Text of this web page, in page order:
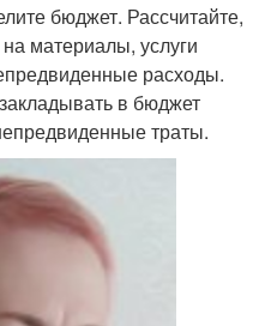
бюджет. Рассчитайте,
материалы, услуги
расходы.
в бюджет
траты.